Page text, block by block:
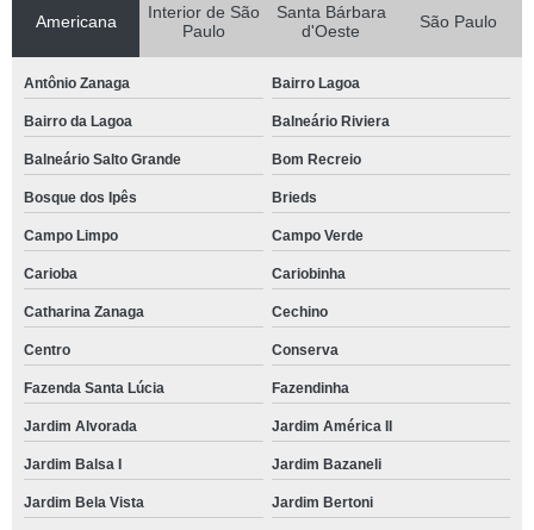
Americana
Interior de São
Paulo
Santa Bárbara
d'Oeste
São Paulo
Antônio Zanaga Bairro Lagoa
Bairro da Lagoa Balneário Riviera
Balneário Salto Grande Bom Recreio
Bosque dos Ipês Brieds
Campo Limpo Campo Verde
Carioba Cariobinha
Catharina Zanaga Cechino
Centro Conserva
Fazenda Santa Lúcia Fazendinha
Jardim Alvorada Jardim América II
Jardim Balsa I Jardim Bazaneli
Jardim Bela Vista Jardim Bertoni